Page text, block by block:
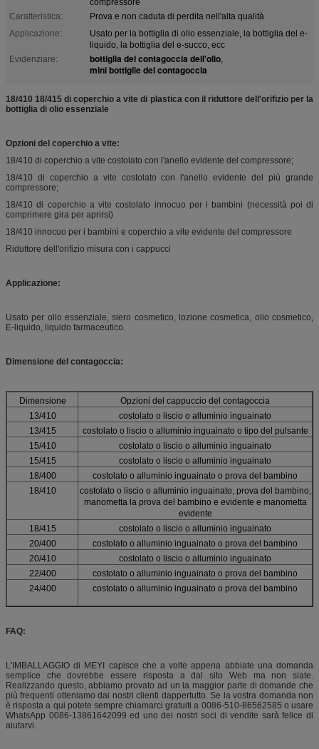
compressore
Caratteristica:
Prova e non caduta di perdita nell'alta qualità
Applicazione:
Usato per la bottiglia di olio essenziale, la bottiglia del e-
liquido, la bottiglia del e-succo, ecc
Evidenziare:
bottiglia del contagoccia dell'olio,
mini bottiglie del contagoccia
18/410 18/415 di coperchio a vite di plastica con il riduttore dell'orifizio per la
bottiglia di olio essenziale
Opzioni del coperchio a vite:
18/410 di coperchio a vite costolato con l'anello evidente del compressore;
18/410 di coperchio a vite costolato con l'anello evidente del più grande
compressore;
18/410 di coperchio a vite costolato innocuo per i bambini (necessità poi di
comprimere gira per aprirsi)
18/410 innocuo per i bambini e coperchio a vite evidente del compressore
Riduttore dell'orifizio misura con i cappucci
Applicazione:
Usato per olio essenziale, siero cosmetico, lozione cosmetica, olio cosmetico,
E-liquido, liquido farmaceutico.
Dimensione del contagoccia:
Dimensione
Opzioni del cappuccio del contagoccia
13/410
costolato o liscio o alluminio inguainato
13/415
costolato o liscio o alluminio inguainato o tipo del pulsante
15/410
costolato o liscio o alluminio inguainato
15/415
costolato o liscio o alluminio inguainato
18/400
costolato o alluminio inguainato o prova del bambino
18/410
costolato o liscio o alluminio inguainato, prova del bambino,
manometta la prova del bambino e evidente e manometta
evidente
18/415
costolato o liscio o alluminio inguainato
20/400
costolato o alluminio inguainato o prova del bambino
20/410
costolato o liscio o alluminio inguainato
22/400
costolato o alluminio inguainato o prova del bambino
24/400
costolato o alluminio inguainato o prova del bambino
FAQ:
L'IMBALLAGGIO di MEYI capisce che a volte appena abbiate una domanda
semplice che dovrebbe essere risposta a dal sito Web ma non siate.
Realizzando questo, abbiamo provato ad un la maggior parte di domande che
più frequenti otteniamo dai nostri clienti dappertutto. Se la vostra domanda non
è risposta a qui potete sempre chiamarci gratuiti a 0086-510-86562585 o usare
WhatsApp 0086-13861642099 ed uno dei nostri soci di vendite sarà felice di
aiutarvi.